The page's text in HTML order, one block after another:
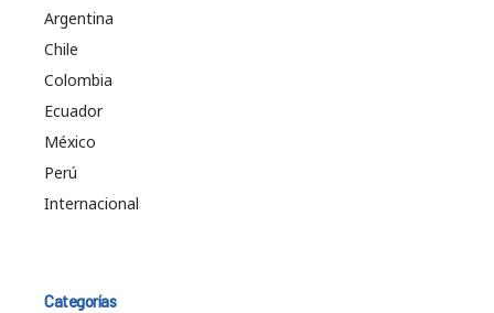
Argentina
Chile
Colombia
Ecuador
México
Perú
Internacional
Categorías